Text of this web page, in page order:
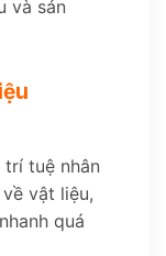
và sản
tuệ nhân
vật liệu,
quá